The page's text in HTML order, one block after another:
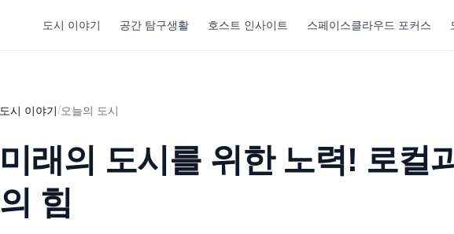
도시 이야기 공간 탐구생활 호스트 인사이트 스페이스클라우드 포커스
도시 이야기/오늘의 도시
미래의 도시를 위한 노력! 로컬
의 힘